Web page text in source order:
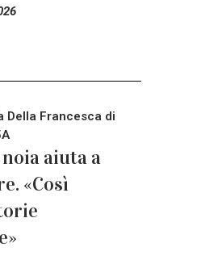
Della Francesca di
aiuta a
«Così